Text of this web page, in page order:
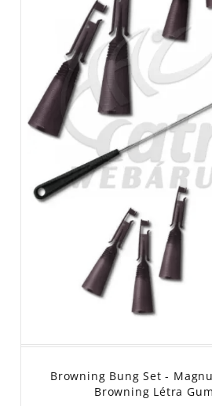
Browning Bung Set -
Browning Létra